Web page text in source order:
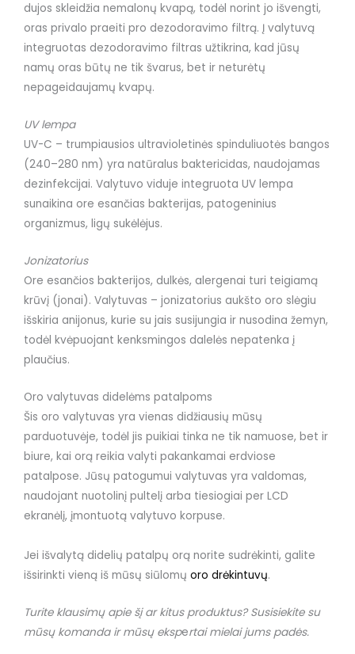
dujos skleidžia nemalonų kvapą, todėl norint jo išvengti,
oras privalo praeiti pro dezodoravimo filtrą. Į valytuvą
integruotas dezodoravimo filtras užtikrina, kad jūsų
namų oras būtų ne tik švarus, bet ir neturėtų
nepageidaujamų kvapų.
UV lempa
UV-C – trumpiausios ultravioletinės spinduliuotės bangos
(240–280 nm) yra natūralus baktericidas, naudojamas
dezinfekcijai. Valytuvo viduje integruota UV lempa
sunaikina ore esančias bakterijas, patogeninius
organizmus, ligų sukėlėjus.
Jonizatorius
Ore esančios bakterijos, dulkės, alergenai turi teigiamą
krūvį (jonai). Valytuvas – jonizatorius aukšto oro slėgiu
išskiria anijonus, kurie su jais susijungia ir nusodina žemyn,
todėl kvėpuojant kenksmingos dalelės nepatenka į
plaučius.
Oro valytuvas didelėms patalpoms
Šis oro valytuvas yra vienas didžiausių mūsų
parduotuvėje, todėl jis puikiai tinka ne tik namuose, bet ir
biure, kai orą reikia valyti pakankamai erdviose
patalpose. Jūsų patogumui valytuvas yra valdomas,
naudojant nuotolinį pultelį arba tiesiogiai per LCD
ekranėlį, įmontuotą valytuvo korpuse.
Jei išvalytą didelių patalpų orą norite sudrėkinti, galite
išsirinkti vieną iš mūsų siūlomų oro drėkintuvų.
Turite klausimų apie šį ar kitus produktus? Susisiekite su
mūsų komanda ir mūsų ekspertai mielai jums padės.